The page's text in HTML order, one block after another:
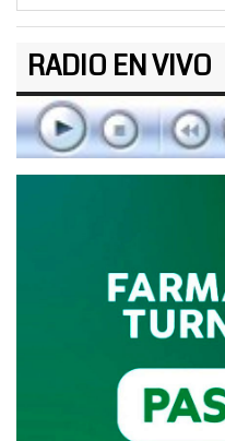
RADIO EN VIVO